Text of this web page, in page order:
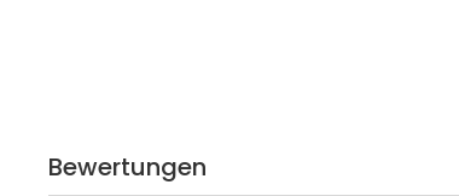
Bewertungen